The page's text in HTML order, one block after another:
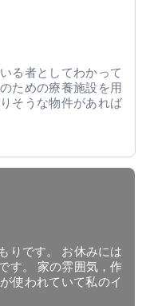
る者としてわかって
ための療養施設を用
そうな物件があれば
りです。 お休みには
す。 家の雰囲気，作
使われていて私のイ